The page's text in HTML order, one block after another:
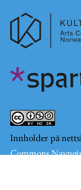
Innholder på
Commons